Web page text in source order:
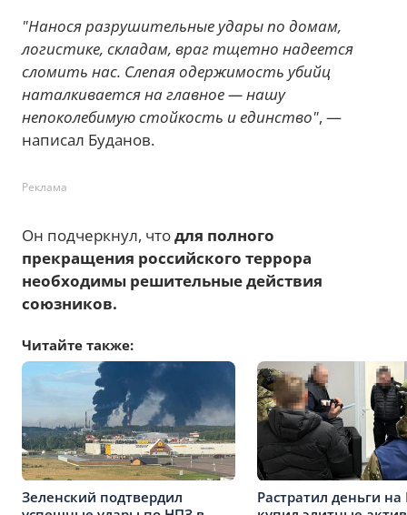
"Нанося разрушительные удары по домам,
логистике, складам, враг тщетно надеется
сломить нас. Слепая одержимость убийц
наталкивается на главное — нашу
непоколебимую стойкость и единство", —
написал Буданов.
Реклама
Он подчеркнул, чтодля полного
прекращения российского террора
необходимы решительные действия
союзников.
Читайте также:
Зеленский подтвердил
Растратил деньги